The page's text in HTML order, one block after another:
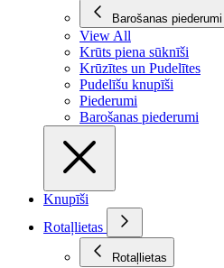
Barošanas piederumi
View All
Krūts piena sūknīši
Krūzītes un Pudelītes
Pudelīšu knupīši
Piederumi
Barošanas piederumi
Knupīši
Rotaļlietas
Rotaļlietas